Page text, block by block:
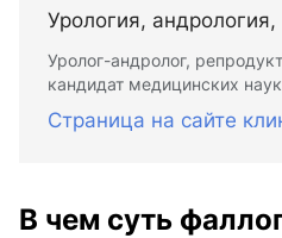
Урология,
Уролог-андролог,
кандидат медицинских наук
Страница на сайте
В чем суть